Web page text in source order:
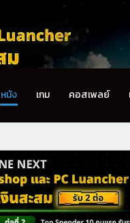
หนัง เกม คอสเพลย์